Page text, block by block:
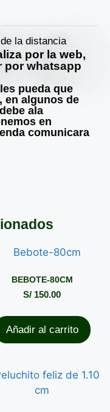
la distancia
por la web,
por whatsapp
pueda que
en algunos de
ala
en
comunicara
BEBOTE-80CM
S/ 150.00
Añadir al carrito